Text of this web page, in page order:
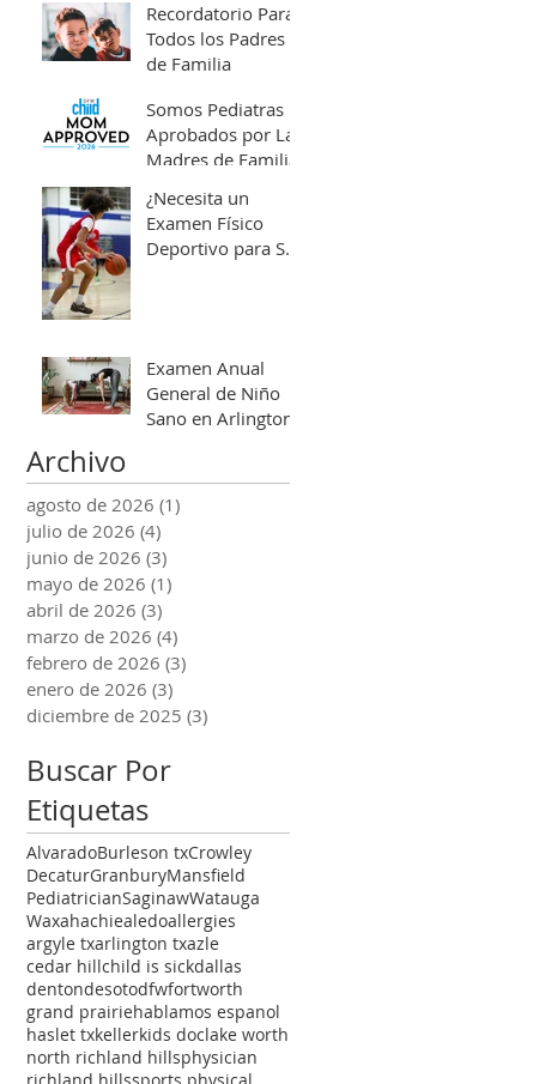
clínicas
Recordatorio Para
Todos los Padres
de Familia
Somos Pediatras
Aprobados por Las
Madres de Familia
¿Necesita un
Examen Físico
Deportivo para Su
Examen Anual
General de Niño
Sano en Arlington
Archivo
agosto de 2026 (1)
julio de 2026 (4)
junio de 2026 (3)
mayo de 2026 (1)
abril de 2026 (3)
marzo de 2026 (4)
febrero de 2026 (3)
enero de 2026 (3)
diciembre de 2025 (3)
Buscar Por
Etiquetas
AlvaradoBurleson txCrowley
DecaturGranburyMansfield
PediatricianSaginawWatauga
Waxahachiealedoallergies
argyle txarlington txazle
cedar hillchild is sickdallas
dentondesotodfwfortworth
grand prairiehablamos espanol
haslet txkellerkids doclake worth
north richland hillsphysician